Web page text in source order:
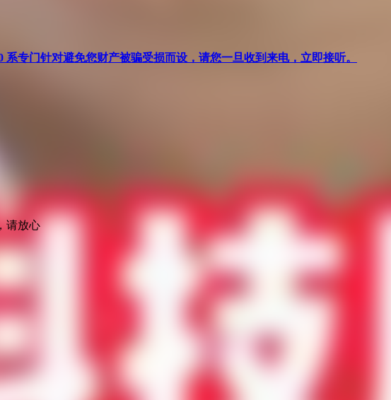
专门针对避免您财产被骗受损而设，请您一旦收到来电，立即接听。
请放心